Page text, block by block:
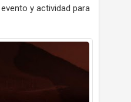
y actividad para